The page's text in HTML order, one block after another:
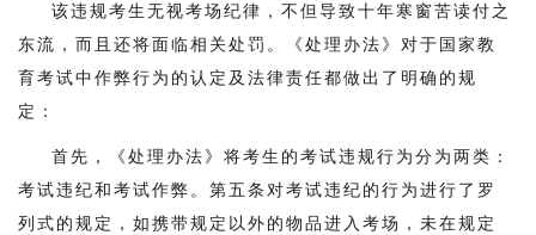
该违规考生无视考场纪律，不但导致十年寒窗苦读付之
东流，而且还将面临相关处罚。《处理办法》对于国家教
育考试中作弊行为的认定及法律责任都做出了明确的规
定：
首先，《处理办法》将考生的考试违规行为分为两类：
考试违纪和考试作弊。第五条对考试违纪的行为进行了罗
列式的规定，如携带规定以外的物品进入考场，未在规定